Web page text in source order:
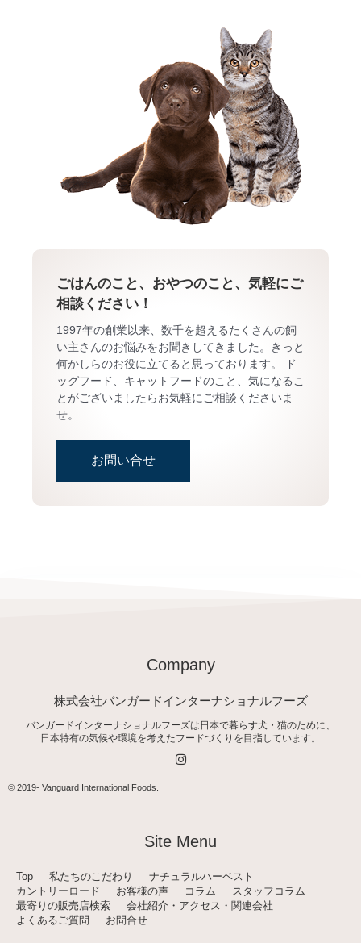
ごはんのこと、おやつのこと、気軽にご
相談ください！
1997年の創業以来、数千を超えるたくさんの飼
い主さんのお悩みをお聞きしてきました。きっと
何かしらのお役に立てると思っております。 ド
ッグフード、キャットフードのこと、気になるこ
とがございましたらお気軽にご相談くださいま
せ。
お問い合せ
Company
株式会社バンガードインターナショナルフーズ
バンガードインターナショナルフーズは日本で暮らす犬・猫のために、
日本特有の気候や環境を考えたフードづくりを目指しています。
I
n
a
m
© 2019- Vanguard International Foods
Site Menu
Top 私たちのこだわり
ナチュラルハーベスト
カントリーロード
お客様の声 コラム
スタッフコラム
最寄りの販売店検索
会社紹介・アクセス・関連会社
よくあるご質問
お問合せ